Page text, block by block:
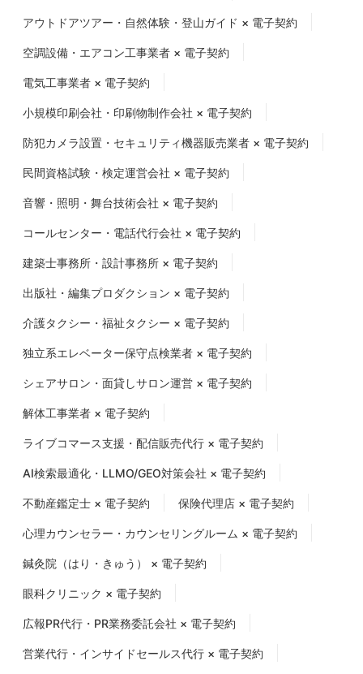
アウトドアツアー・自然体験・登山ガイド × 電子契約
空調設備・エアコン工事業者 × 電子契約
電気工事業者 × 電子契約
小規模印刷会社・印刷物制作会社 × 電子契約
防犯カメラ設置・セキュリティ機器販売業者 × 電子契約
民間資格試験・検定運営会社 × 電子契約
音響・照明・舞台技術会社 × 電子契約
コールセンター・電話代行会社 × 電子契約
建築士事務所・設計事務所 × 電子契約
出版社・編集プロダクション × 電子契約
介護タクシー・福祉タクシー × 電子契約
独立系エレベーター保守点検業者 × 電子契約
シェアサロン・面貸しサロン運営 × 電子契約
解体工事業者 × 電子契約
ライブコマース支援・配信販売代行 × 電子契約
AI検索最適化・LLMO/GEO対策会社 × 電子契約
不動産鑑定士 × 電子契約 保険代理店 × 電子契約
心理カウンセラー・カウンセリングルーム × 電子契約
鍼灸院（はり・きゅう） × 電子契約
眼科クリニック × 電子契約
広報PR代行・PR業務委託会社 × 電子契約
営業代行・インサイドセールス代行 × 電子契約